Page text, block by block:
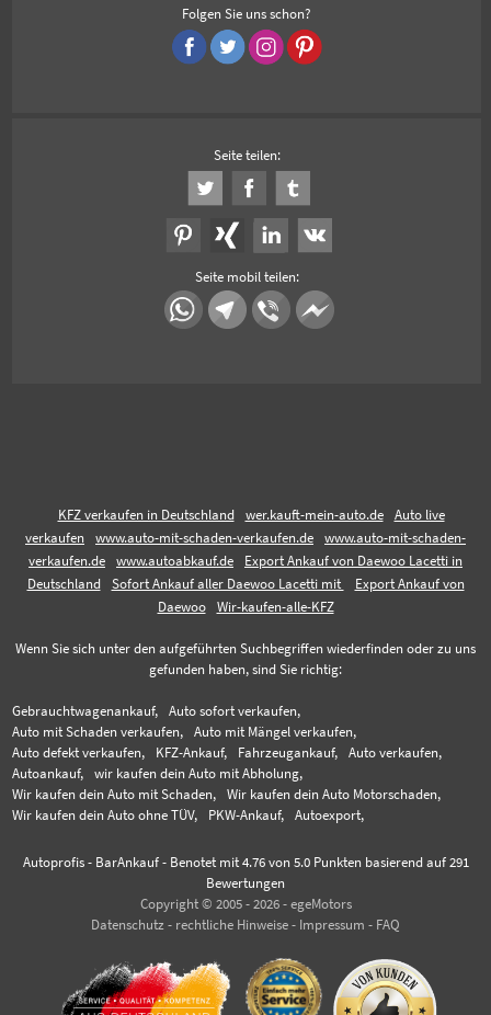
Folgen Sie uns schon?
Seite teilen:
Seite mobil teilen:
KFZ verkaufen in Deutschland wer.kauft-mein-auto.de
Auto live
verkaufen
www.auto-mit-schaden-verkaufen.de
www.auto-mit-schaden-
verkaufen.de
www.autoabkauf.de
Export Ankauf von Daewoo Lacetti in
Deutschland
Sofort Ankauf aller Daewoo Lacetti mit
Export Ankauf von
Daewoo
Wir-kaufen-alle-KFZ
Wenn Sie sich unter den aufgeführten Suchbegriffen wiederfinden oder zu uns
gefunden haben, sind Sie richtig:
Gebrauchtwagenankauf,
Auto sofort verkaufen,
Auto mit Schaden verkaufen,
Auto mit Mängel verkaufen,
Auto defekt verkaufen,
KFZ-Ankauf, Fahrzeugankauf,
Auto verkaufen,
Autoankauf,
wir kaufen dein Auto mit Abholung,
Wir kaufen dein Auto mit Schaden,
Wir kaufen dein Auto Motorschaden,
Wir kaufen dein Auto ohne TÜV,
PKW-Ankauf, Autoexport,
Autoprofis - BarAnkauf- Benotet mit 4.76von 5.0 Punkten basierend auf 291
Bewertungen
Copyright © 2005 - 2026 - egeMotors
Datenschutz - rechtliche Hinweise - Impressum - FAQ